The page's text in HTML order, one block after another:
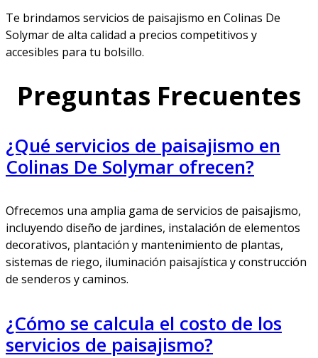
Te brindamos servicios de paisajismo en Colinas De
Solymar de alta calidad a precios competitivos y
accesibles para tu bolsillo.
Preguntas Frecuentes
¿Qué servicios de paisajismo en
Colinas De Solymar ofrecen?
Ofrecemos una amplia gama de servicios de paisajismo,
incluyendo diseño de jardines, instalación de elementos
decorativos, plantación y mantenimiento de plantas,
sistemas de riego, iluminación paisajística y construcción
de senderos y caminos.
¿Cómo se calcula el costo de los
servicios de paisajismo?